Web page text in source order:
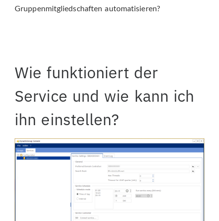
Gruppenmitgliedschaften automatisieren?
Wie funktioniert der
Service und wie kann ich
ihn einstellen?